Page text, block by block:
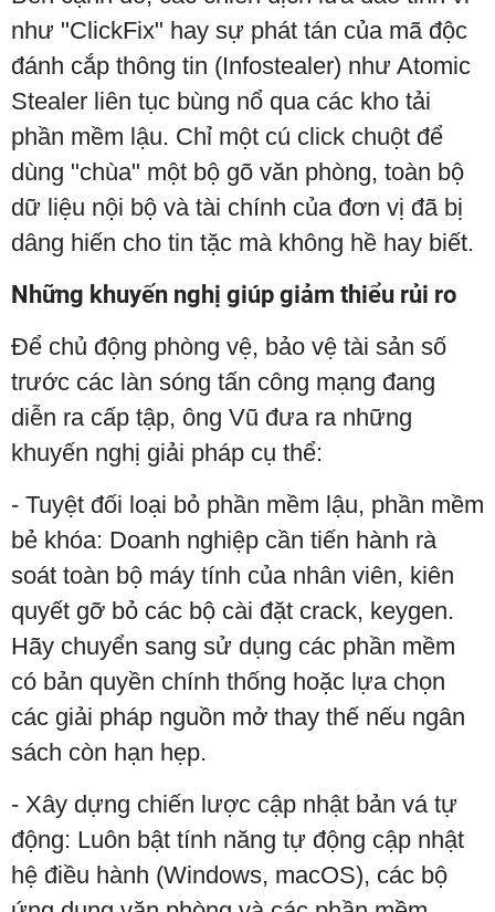
như "ClickFix" hay sự phát tán của mã độc
đánh cắp thông tin (Infostealer) như Atomic
Stealer liên tục bùng nổ qua các kho tải
phần mềm lậu. Chỉ một cú click chuột để
dùng "chùa" một bộ gõ văn phòng, toàn bộ
dữ liệu nội bộ và tài chính của đơn vị đã bị
dâng hiến cho tin tặc mà không hề hay biết.
Những khuyến nghị giúp giảm thiểu rủi ro
Để chủ động phòng vệ, bảo vệ tài sản số
trước các làn sóng tấn công mạng đang
diễn ra cấp tập, ông Vũ đưa ra những
khuyến nghị giải pháp cụ thể:
- Tuyệt đối loại bỏ phần mềm lậu, phần mềm
bẻ khóa: Doanh nghiệp cần tiến hành rà
soát toàn bộ máy tính của nhân viên, kiên
quyết gỡ bỏ các bộ cài đặt crack, keygen.
Hãy chuyển sang sử dụng các phần mềm
có bản quyền chính thống hoặc lựa chọn
các giải pháp nguồn mở thay thế nếu ngân
sách còn hạn hẹp.
- Xây dựng chiến lược cập nhật bản vá tự
động: Luôn bật tính năng tự động cập nhật
hệ điều hành (Windows, macOS), các bộ